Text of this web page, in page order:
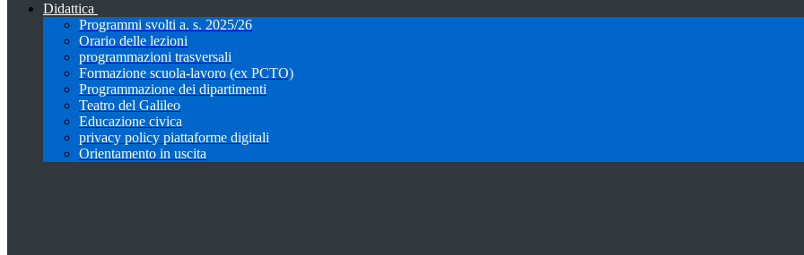
Didattica
Programmi svolti a. s. 2025/26
Orario delle lezioni
programmazioni trasversali
Formazione scuola-lavoro (ex PCTO)
Programmazione dei dipartimenti
Teatro del Galileo
Educazione civica
privacy policy piattaforme digitali
Orientamento in uscita